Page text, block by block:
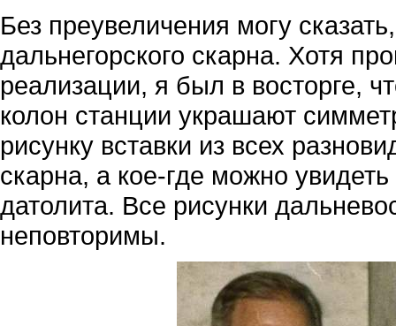
Без преувеличения могу
дальнегорского скарна. Хотя
реализации, я был в восторге,
колон станции украшают
рисунку вставки из всех
скарна, а кое-где можно
датолита. Все рисунки
неповторимы.